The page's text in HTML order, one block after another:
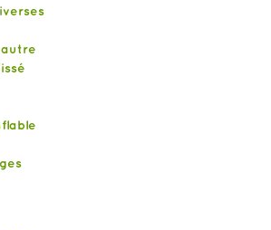
autre